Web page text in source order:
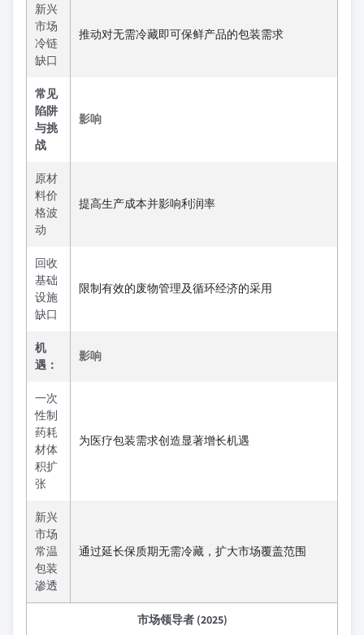
新兴
市场
冷链
缺口
推动对无需冷藏即可保鲜产品的包装需求
常见
陷阱
与挑
战
影响
原材
料价
格波
动
提高生产成本并影响利润率
回收
基础
设施
缺口
限制有效的废物管理及循环经济的采用
机
遇：
影响
一次
性制
药耗
材体
积扩
张
为医疗包装需求创造显著增长机遇
新兴
市场
常温
包装
渗透
通过延长保质期无需冷藏，扩大市场覆盖范围
市场领导者 (2025)